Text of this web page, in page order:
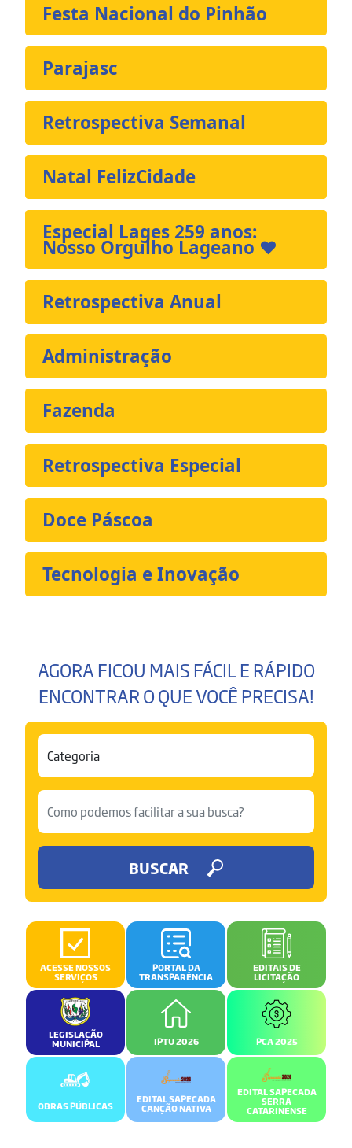
Festa Nacional do Pinhão
Parajasc
Retrospectiva Semanal
Natal FelizCidade
Especial Lages 259 anos:
Nosso Orgulho Lageano ❤️
Retrospectiva Anual
Administração
Fazenda
Retrospectiva Especial
Doce Páscoa
Tecnologia e Inovação
AGORA FICOU MAIS FÁCIL E RÁPIDO
ENCONTRAR O QUE VOCÊ PRECISA!
BUSCAR
ACESSE NOSSOS
SERVIÇOS
PORTAL DA
TRANSPARÊNCIA
EDITAIS DE
LICITAÇÃO
LEGISLAÇÃO
MUNICIPAL IPTU 2026 PCA 2025
OBRAS PÚBLICAS
EDITAL SAPECADA
CANÇÃO NATIVA
EDITAL SAPECADA
SERRA
CATARINENSE